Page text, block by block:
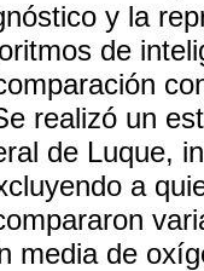
y la
de
realizó un
de Luque,
a
media de